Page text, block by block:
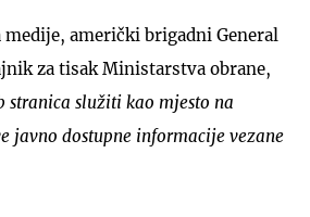
američki brigadni General
za tisak Ministarstva obrane,
stranica služiti kao mjesto na
javno dostupne informacije vezane